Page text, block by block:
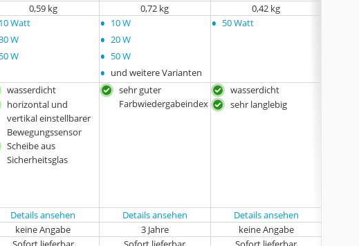
0,59 kg 0,72 kg 0,42 kg
10 Watt
W
50 W
• 10 W
• 20 W
• 50 W
• und weitere Varianten
• 50 Watt
wasserdicht
horizontal und
vertikal einstellbarer
Bewegungssensor
Scheibe aus
Sicherheitsglas
sehr guter
Farbwiedergabeindex
wasserdicht
sehr langlebig
Details ansehen Details ansehen Details ansehen
keine Angabe 3 Jahre
keine Angabe